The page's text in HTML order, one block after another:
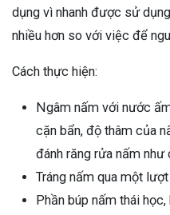
dụng vì nhanh được sử
nhiều hơn so với việc để
Cách thực hiện:
Ngâm nấm với nước
cặn bẩn, độ thâm của
đánh răng rửa nấm như
Tráng nấm qua một
Phần búp nấm thái